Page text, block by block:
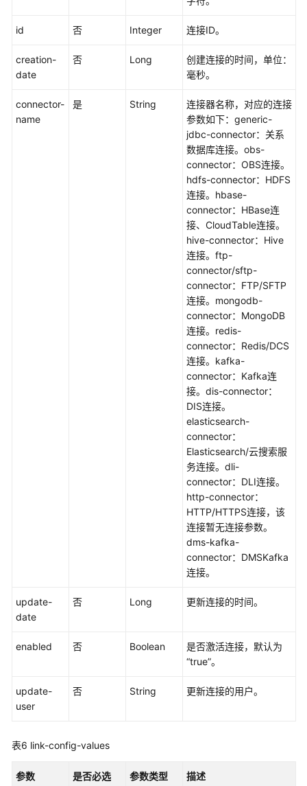
CreateLink
查
接
数
发
管
API
id 否 Integer 连接ID。
creation-
date
否 Long
创建连接的时间，单位：
毫秒。
connector-
name
是 String
连接器名称，对应的连接
参数如下：generic-
jdbc-connector：关系
数据库连接。obs-
connector：OBS连接。
hdfs-connector：HDFS
连接。hbase-
connector：HBase连
接、CloudTable连接。
hive-connector：Hive
连接。ftp-
connector/sftp-
connector：FTP/SFTP
连接。mongodb-
connector：MongoDB
连接。redis-
connector：Redis/DCS
连接。kafka-
connector：Kafka连
接。dis-connector：
DIS连接。
elasticsearch-
connector：
Elasticsearch/云搜索服
务连接。dli-
connector：DLI连接。
http-connector：
HTTP/HTTPS连接，该
连接暂无连接参数。
dms-kafka-
connector：DMSKafka
连接。
update-
date
否 Long 更新连接的时间。
enabled 否 Boolean
是否激活连接，默认为
“true”。
update-
user
否 String 更新连接的用户。
表6 link-config-values
参数 是否必选 参数类型 描述